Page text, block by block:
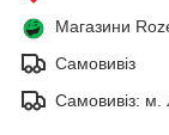
Магазини
Самовивіз
Самовивіз: м.